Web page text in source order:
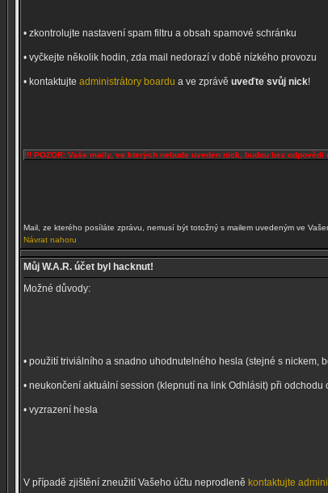
• zkontrolujte nastavení spam filtru a obsah spamové schránku
• vyčkejte několik hodin, zda mail nedorazí v době nízkého provozu
• kontaktujte administrátory boardu a ve zprávě uveďte svůj nick!
!!! POZOR: Vaše maily, ve kterých nebude uveden nick, budou bez odpovědi
Mail, ze kterého posíláte zprávu, nemusí být totožný s mailem uvedeným ve
Návrat nahoru
Můj W.A.R. účet byl hacknut!
Možné důvody:
• použití triviálního a snadno uhodnutelného hesla (stejné s nickem,
• neukončení aktuální session (klepnutí na link Odhlásit) při
• vyzrazení hesla
V případě zjištění zneužití Vašeho účtu neprodleně kontaktujte